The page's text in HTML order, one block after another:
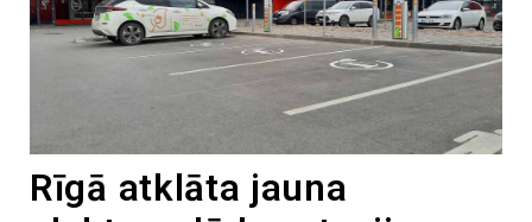
Rīgā atklāta jauna